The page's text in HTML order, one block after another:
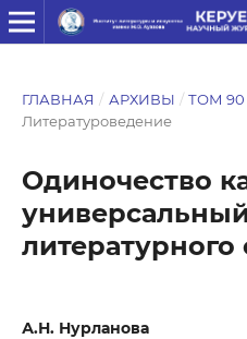
ГЛАВНАЯ / АРХИВЫ / ТОМ 90
Литературоведение
Одиночество
литературного
А.Н. Нурланова